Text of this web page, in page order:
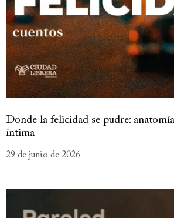
Donde la felicidad se pudre:
íntima
29 de junio de 2026